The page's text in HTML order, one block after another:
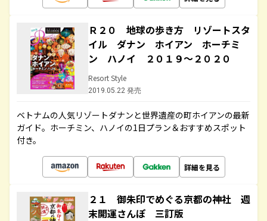
Ｒ２０ 地球の歩き方 リゾートスタ
イル ダナン ホイアン ホーチミ
ン ハノイ ２０１９～２０２０
Resort Style
2019.05.22 発売
ベトナムの人気リゾートダナンと世界遺産の町ホイアンの最新
ガイド。ホーチミン、ハノイの1日プラン＆おすすめスポット
付き。
詳細を見る
２１ 御朱印でめぐる京都の神社 週
末開運さんぽ 三訂版